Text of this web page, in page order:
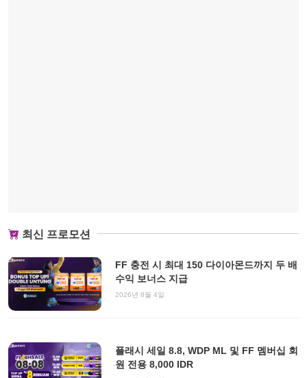
최신 프로모션
FF 충전 시 최대 150 다이아몬드까지 두 배
수익 보너스 지급
2026년 8월 4일
플래시 세일 8.8, WDP ML 및 FF 멤버십 회
원 전용 8,000 IDR